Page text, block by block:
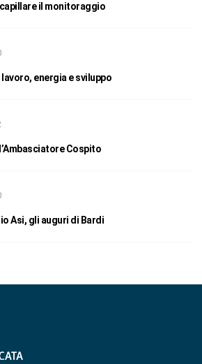
il monitoraggio
energia e sviluppo
Cospito
Asi, gli auguri di Bardi